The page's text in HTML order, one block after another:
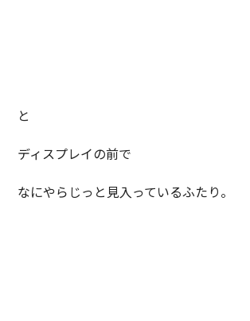
と
ディスプレイの前で
なにやらじっと見入っているふたり。